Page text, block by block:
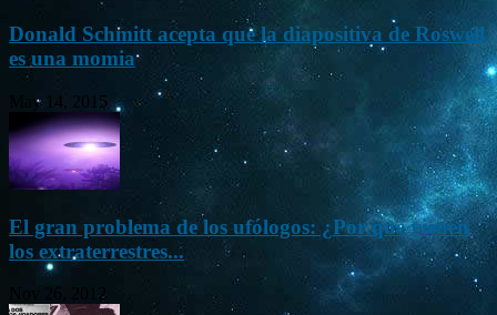
Donald Schmitt acepta que la diapositiva de Roswell
es una momia
May 14, 2015
El gran problema de los ufólogos: ¿Por qué vienen
los extraterrestres...
Nov 26, 2012